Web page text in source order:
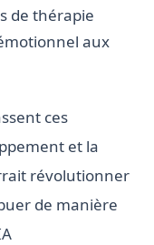
de thérapie
aux
ces
et la
révolutionner
de manière